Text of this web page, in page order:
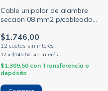
Cable unipolar de alambre
seccion 08 mm2 p/cableado
(NORMALIZADO)
$1.746,00
12 x $145,50 sin interés
$1.309,50 con Transferencia o
depósito